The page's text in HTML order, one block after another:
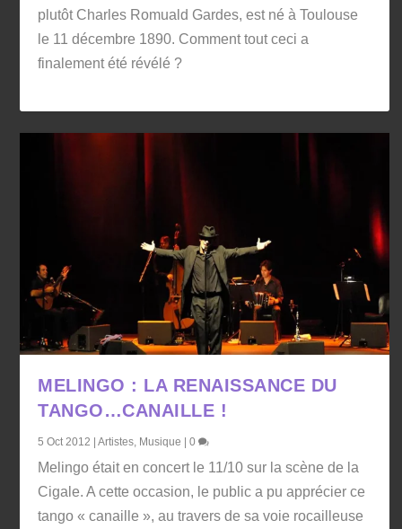
plutôt Charles Romuald Gardes, est né à Toulouse
le 11 décembre 1890. Comment tout ceci a
finalement été révélé ?
MELINGO : LA RENAISSANCE DU
TANGO…CANAILLE !
5 Oct 2012 |Artistes, Musique |0
Melingo était en concert le 11/10 sur la scène de la
Cigale. A cette occasion, le public a pu apprécier ce
tango « canaille », au travers de sa voie rocailleuse